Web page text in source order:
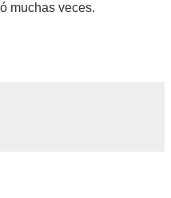
muchas veces.